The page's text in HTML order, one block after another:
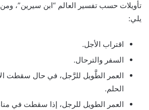
تأويلات حسب تفسير العالم “ابن سيرين”، ومن
يلي:
اقتراب الأجل.
السفر والترحال.
العمر الطَّويل للرَّجل، في حال سقطت
الحلم.
العمر الطويل للرجل، إذا سقطت في